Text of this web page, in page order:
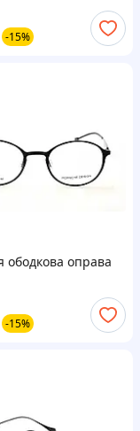
-15%
ободкова оправа
-15%